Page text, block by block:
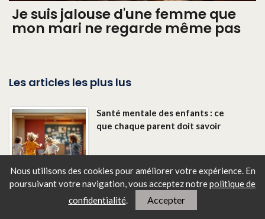
Nous utilisons des cookies pour améliorer votre expérience. En
poursuivant votre navigation, vous acceptez notrepolitique de
confidentialité. Accepter
Je suis jalouse d'une femme que
mon mari ne regarde même pas
Les articles les plus lus
Santé mentale des enfants : ce
que chaque parent doit savoir